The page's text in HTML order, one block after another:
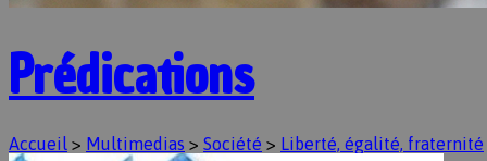
Prédications
Accueil > Multimedias > Société > Liberté, égalité, fraternité